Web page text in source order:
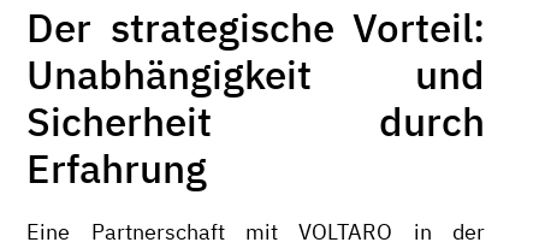
Der strategische Vorteil:
Unabhängigkeit und
Sicherheit durch
Erfahrung
Eine Partnerschaft mit VOLTARO in der